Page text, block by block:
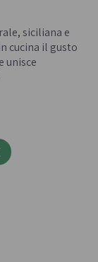
siciliana e
cucina il gusto
unisce